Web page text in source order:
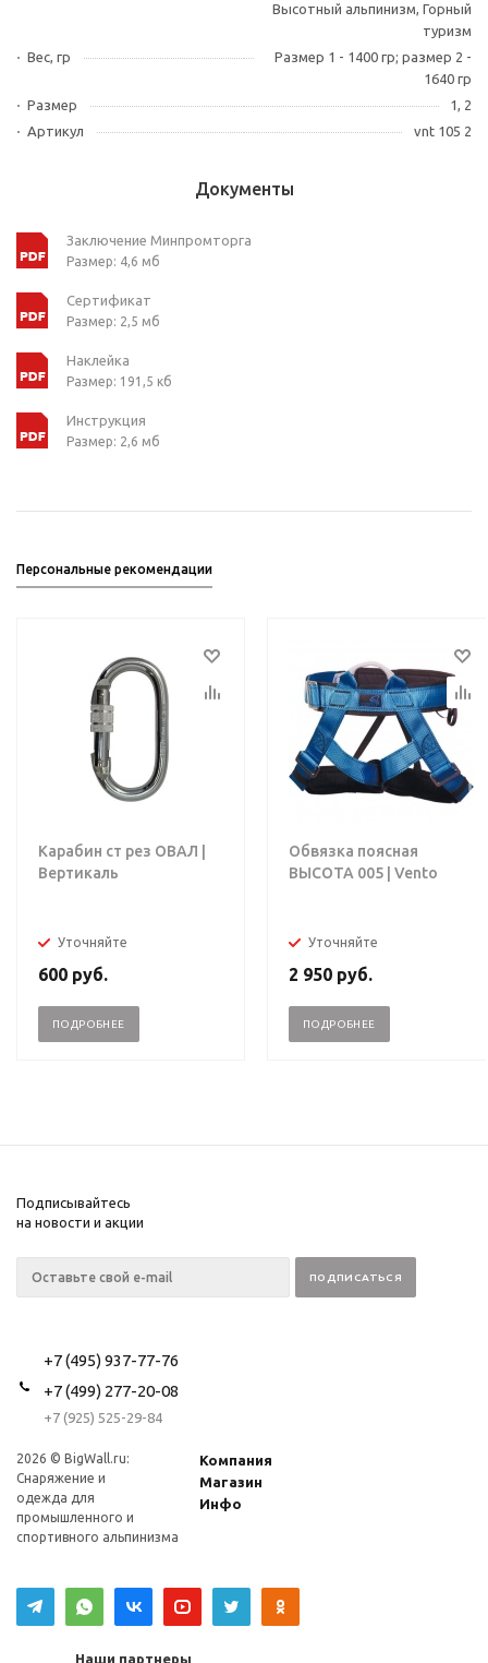
Высотный альпинизм, Горный
туризм
Вес, гр
Размер 1 - 1400 гр; размер 2 -
1640 гр
Размер
1, 2
Артикул
vnt 105 2
Документы
Заключение Минпромторга
Размер: 4,6 мб
Сертификат
Размер: 2,5 мб
Наклейка
Размер: 191,5 кб
Инструкция
Размер: 2,6 мб
Персональные рекомендации
Карабин ст рез ОВАЛ |
Вертикаль
Уточняйте
600 руб.
ПОДРОБНЕЕ
Обвязка поясная
ВЫСОТА 005 | Vento
Уточняйте
2 950 руб.
ПОДРОБНЕЕ
Подписывайтесь
на новости и акции
+7 (495) 937-77-76
+7 (499) 277-20-08
+7 (925) 525-29-84
2026 © BigWall.ru:
Снаряжение и
одежда для
промышленного и
спортивного альпинизма
Компания
Магазин
Инфо
Наши партнеры